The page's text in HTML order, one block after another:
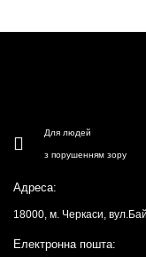
Для людей
з порушенням зору
Адреса:
18000, м. Черкаси,
Електронна пошта: